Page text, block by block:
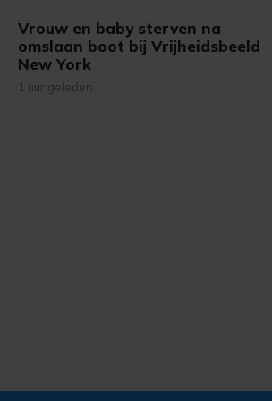
Vrouw en baby sterven na
omslaan boot bij Vrijheidsbeeld
New York
1 uur geleden